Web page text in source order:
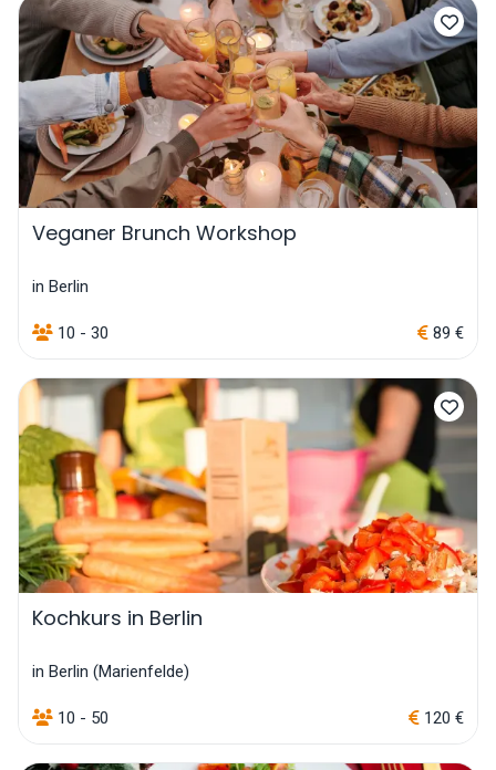
Veganer Brunch Workshop
in Berlin
10 - 30 89 €
Kochkurs in Berlin
in Berlin (Marienfelde)
10 - 50 120 €